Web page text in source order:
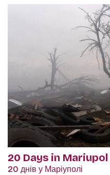
20 Days in Mariupol
20 днів у Маріуполі